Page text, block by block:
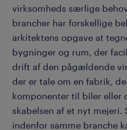
virksomheds særlige
brancher har forskellige
arkitektens opgave at
bygninger og rum, der
drift af den pågældende
der er tale om en fabrik,
komponenter til biler eller
skabelsen af et nyt mejeri.
indenfor samme branche